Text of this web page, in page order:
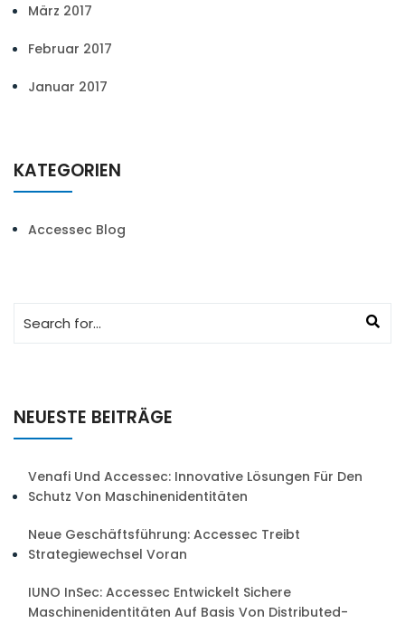
März 2017
Februar 2017
Januar 2017
KATEGORIEN
Accessec Blog
NEUESTE BEITRÄGE
Venafi Und Accessec: Innovative Lösungen Für Den
Schutz Von Maschinenidentitäten
Neue Geschäftsführung: Accessec Treibt
Strategiewechsel Voran
IUNO InSec: Accessec Entwickelt Sichere
Maschinenidentitäten Auf Basis Von Distributed-